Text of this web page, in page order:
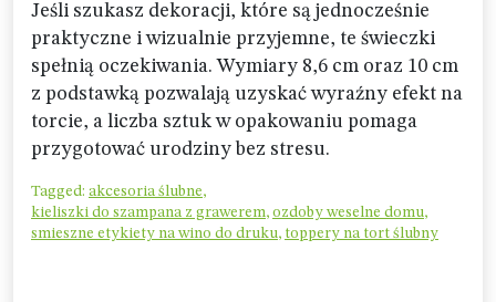
Jeśli szukasz dekoracji, które są jednocześnie
praktyczne i wizualnie przyjemne, te świeczki
spełnią oczekiwania. Wymiary 8,6 cm oraz 10 cm
z podstawką pozwalają uzyskać wyraźny efekt na
torcie, a liczba sztuk w opakowaniu pomaga
przygotować urodziny bez stresu.
Tagged: akcesoria ślubne,
kieliszki do szampana z grawerem, ozdoby weselne domu,
smieszne etykiety na wino do druku, toppery na tort ślubny